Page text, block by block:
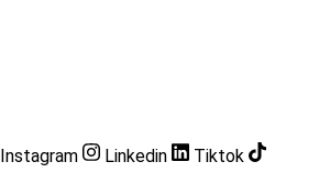
Instagram Linkedin Tiktok